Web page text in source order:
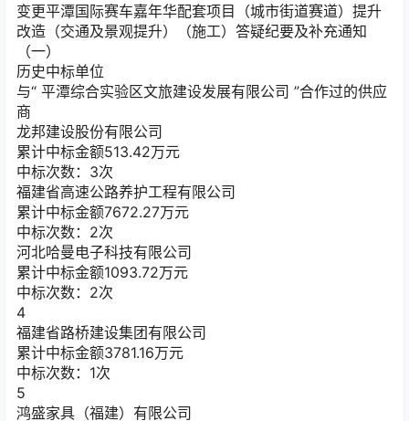
变更平潭国际赛车嘉年华配套项目（城市街道赛道）提升
改造（交通及景观提升）（施工）答疑纪要及补充通知
（一）
历史中标单位
与“ 平潭综合实验区文旅建设发展有限公司 ”合作过的供应
商
龙邦建设股份有限公司
累计中标金额513.42万元
中标次数：3次
福建省高速公路养护工程有限公司
累计中标金额7672.27万元
中标次数：2次
河北哈曼电子科技有限公司
累计中标金额1093.72万元
中标次数：2次
4
福建省路桥建设集团有限公司
累计中标金额3781.16万元
中标次数：1次
5
鸿盛家具（福建）有限公司